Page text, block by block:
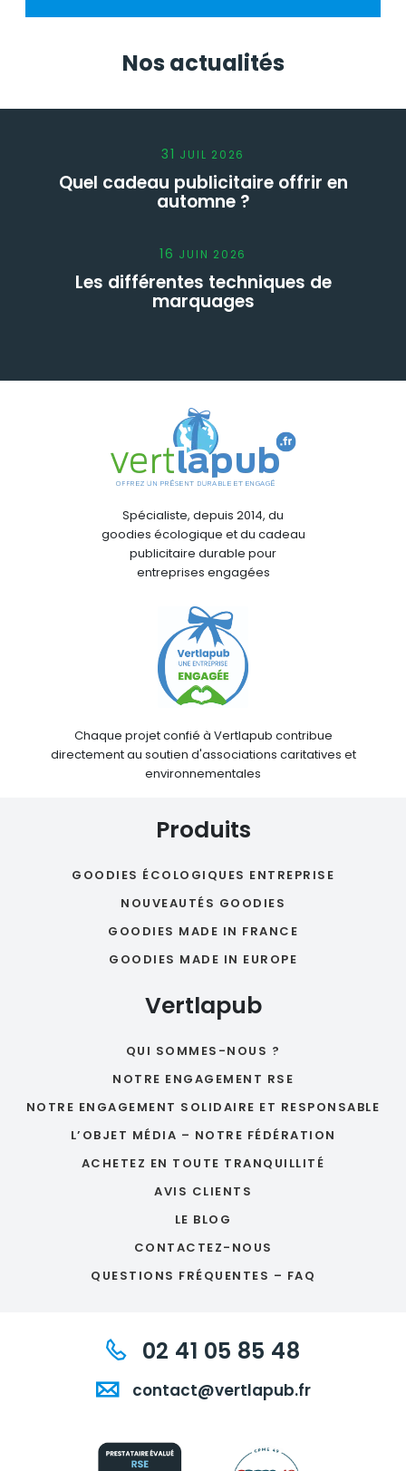
Nos actualités
31 JUIL 2026
Quel cadeau publicitaire offrir en
automne ?
16 JUIN 2026
Les différentes techniques de
marquages
Spécialiste, depuis 2014, du
goodies écologique et du cadeau
publicitaire durable pour
entreprises engagées
Chaque projet confié à Vertlapub contribue
directement au soutien d'associations caritatives et
environnementales
Produits
GOODIES ÉCOLOGIQUES ENTREPRISE
NOUVEAUTÉS GOODIES
GOODIES MADE IN FRANCE
GOODIES MADE IN EUROPE
Vertlapub
QUI SOMMES-NOUS ?
NOTRE ENGAGEMENT RSE
NOTRE ENGAGEMENT SOLIDAIRE ET RESPONSABLE
L’OBJET MÉDIA – NOTRE FÉDÉRATION
ACHETEZ EN TOUTE TRANQUILLITÉ
AVIS CLIENTS
LE BLOG
CONTACTEZ-NOUS
QUESTIONS FRÉQUENTES – FAQ
02 41 05 85 48
contact@vertlapub.fr